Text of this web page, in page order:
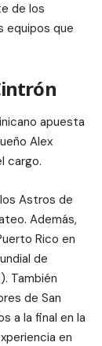
de los
equipos que
apuesta
Alex
cargo.
Astros de
Además,
Rico en
de
También
de San
a la final en la
en